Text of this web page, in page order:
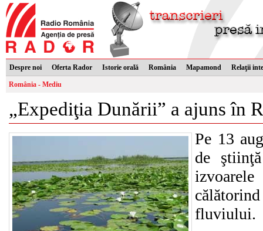
Despre noi Oferta Rador Istorie orală România Mapamond Relaţii
România - Mediu
„Expediţia Dunării” a ajuns în
Pe 13
de
fluviului.